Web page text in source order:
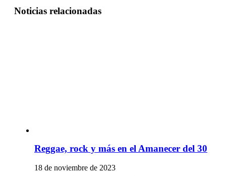
Noticias relacionadas
Reggae, rock y más en el Amanecer del 30
18 de noviembre de 2023